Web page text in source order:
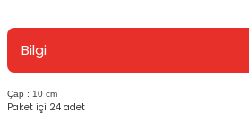
Bilgi
Çap : 10 cm
Paket içi 24 adet